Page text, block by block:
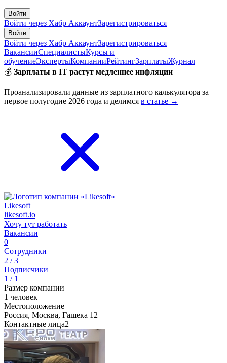
Войти
Войти через Хабр АккаунтЗарегистрироваться
Войти
Войти через Хабр АккаунтЗарегистрироваться
ВакансииСпециалистыКурсы и
обучениеЭкспертыКомпанииРейтингЗарплатыЖурнал
💰 Зарплаты в IT растут медленнее инфляции
Проанализировали данные из зарплатного калькулятора за
первое полугодие 2026 года и делимся в статье →
Likesoft
likesoft.io
Хочу тут работать
Вакансии
0
Сотрудники
2 / 3
Подписчики
1 / 1
Размер компании
1 человек
Местоположение
Россия, Москва, Гашека 12
Контактные лица2